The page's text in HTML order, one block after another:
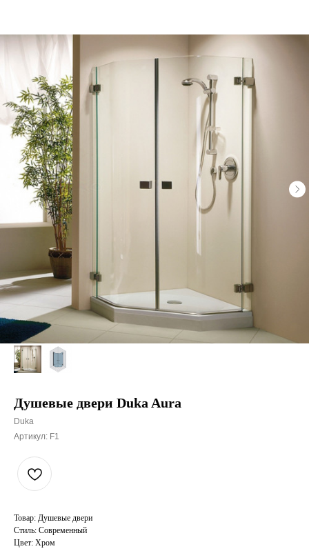
Душевые двери Duka Aura
Duka
Артикул: F1
Товар: Душевые двери
Стиль: Современный
Цвет: Хром